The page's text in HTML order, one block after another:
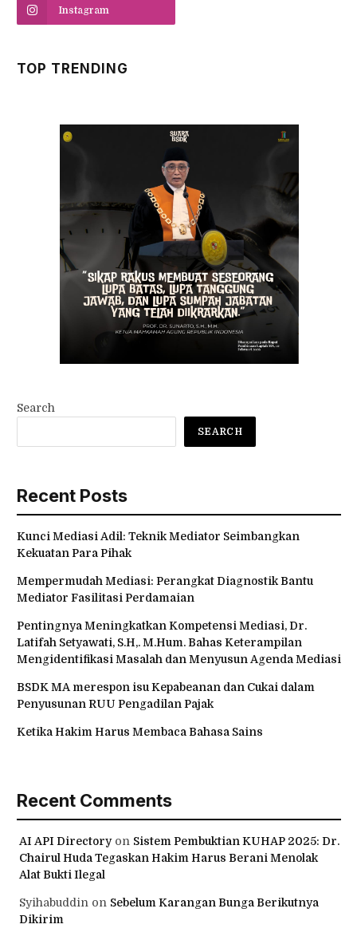
Instagram
TOP TRENDING
Search
SEARCH
Recent Posts
Kunci Mediasi Adil: Teknik Mediator Seimbangkan
Kekuatan Para Pihak
Mempermudah Mediasi: Perangkat Diagnostik Bantu
Mediator Fasilitasi Perdamaian
Pentingnya Meningkatkan Kompetensi Mediasi, Dr.
Latifah Setyawati, S.H,. M.Hum. Bahas Keterampilan
Mengidentifikasi Masalah dan Menyusun Agenda Mediasi
BSDK MA merespon isu Kepabeanan dan Cukai dalam
Penyusunan RUU Pengadilan Pajak
Ketika Hakim Harus Membaca Bahasa Sains
Recent Comments
AI API Directoryon Sistem Pembuktian KUHAP 2025: Dr.
Chairul Huda Tegaskan Hakim Harus Berani Menolak
Alat Bukti Ilegal
Syihabuddin on Sebelum Karangan Bunga Berikutnya
Dikirim